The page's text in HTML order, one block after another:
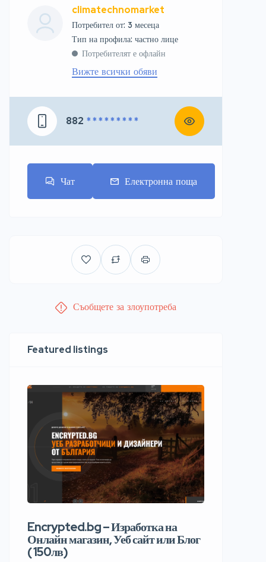
climatechnomarket
Потребител от: 3 месеца
тип на профила: частно лице
Потребителят е офлайн
Вижте всички обяви
882 * * * * * * * * *
Чат Електронна поща
Съобщете за злоупотреба
Featured listings
Encrypted.bg – Изработка на
Онлайн магазин, Уеб сайт или Блог
( 150лв)